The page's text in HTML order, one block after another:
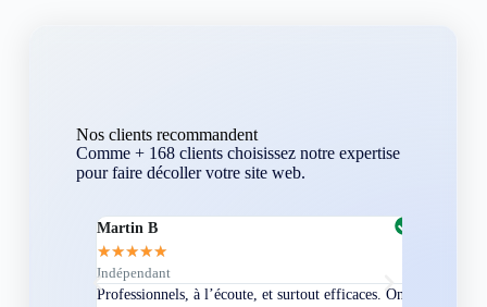
Nos clients recommandent
Comme + 168 clients choisissez notre expertise
pour faire décoller votre site web.
Martin B
★★★★★
Indépendant
Professionnels, à l’écoute, et surtout efficaces. On